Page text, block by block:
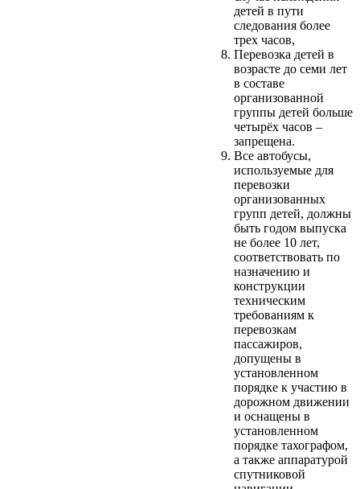
детей в пути
следования более
трех часов,
Перевозка детей в
возрасте до семи лет
в составе
организованной
группы детей больше
четырёх часов –
запрещена.
Все автобусы,
используемые для
перевозки
организованных
групп детей, должны
быть годом выпуска
не более 10 лет,
соответствовать по
назначению и
конструкции
техническим
требованиям к
перевозкам
пассажиров,
допущены в
установленном
порядке к участию в
дорожном движении
и оснащены в
установленном
порядке тахографом,
а также аппаратурой
спутниковой